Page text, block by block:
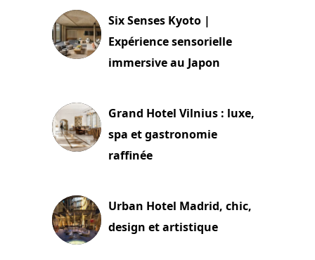
Six Senses Kyoto |
Expérience sensorielle
immersive au Japon
Grand Hotel Vilnius : luxe,
spa et gastronomie
raffinée
Urban Hotel Madrid, chic,
design et artistique